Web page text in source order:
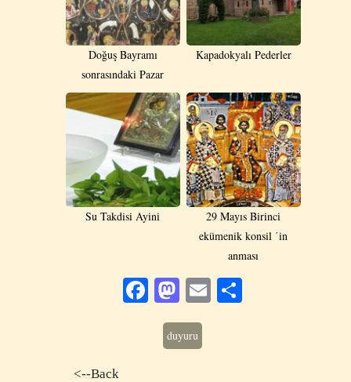
Doğuş Bayramı
sonrasındaki Pazar
Kapadokyalı Pederler
Su Takdisi Ayini
29 Mayıs Birinci
ekümenik konsil ΄in
anması
Facebook
Mastodon
Email
duyuru
<--Back